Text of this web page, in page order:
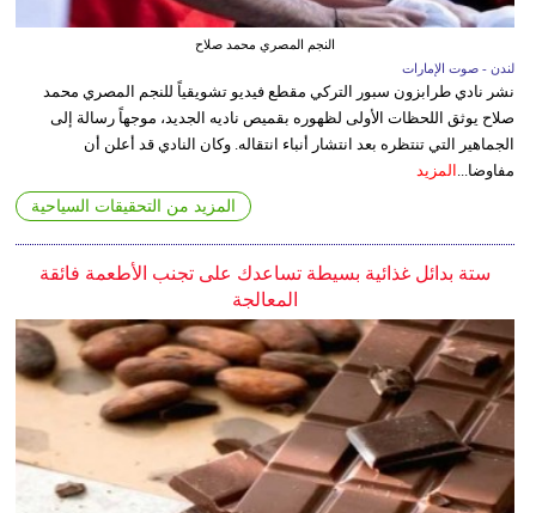
النجم المصري محمد صلاح
لندن - صوت الإمارات
نشر نادي طرابزون سبور التركي مقطع فيديو تشويقياً للنجم المصري محمد
صلاح يوثق اللحظات الأولى لظهوره بقميص ناديه الجديد، موجهاً رسالة إلى
الجماهير التي تنتظره بعد انتشار أنباء انتقاله. وكان النادي قد أعلن أن
مفاوضا... المزيد
المزيد من التحقيقات السياحية
ستة بدائل غذائية بسيطة تساعدك على تجنب الأطعمة فائقة
المعالجة